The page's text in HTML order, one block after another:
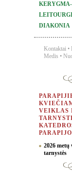
DIAKONIA
Kontaktai •
Medis •
VEIKLAS
2026 metų
tarnystės